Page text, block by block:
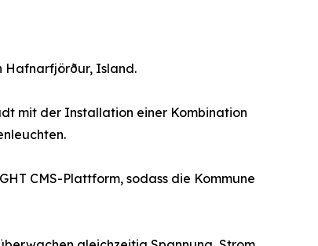
Hafnarfjörður, Island.
mit der Installation einer Kombination
CMS-Plattform, sodass die Kommune